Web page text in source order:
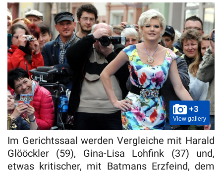
+3
View gallery
Im Gerichtssaal werden Vergleiche mit Harald
Glööckler (59), Gina-Lisa Lohfink (37) und,
etwas kritischer, mit Batmans Erzfeind, dem